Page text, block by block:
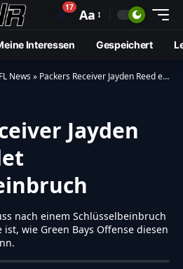
🔔17 Aa
Interessen Gespeichert
News» Packers Receiver Jayden Reed erleidet Schlüsselbeinbruch
Jayden
nach einem Schlüsselbeinbruch
wie Green Bays Offense diesen